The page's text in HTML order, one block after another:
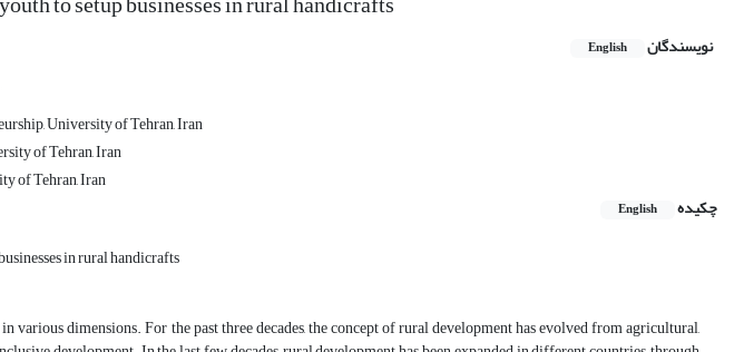
نویسندگان English
University of Tehran, Iran
of Tehran, Iran
of Tehran, Iran
چکیده
English
in rural handicrafts
various dimensions. For the past three decades, the concept of rural development has evolved from agricultural,